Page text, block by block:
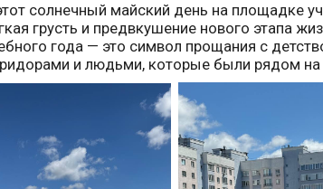
солнечный майский день на площадке
грусть и предвкушение нового этапа
года — это символ прощания с
и людьми, которые были рядом на